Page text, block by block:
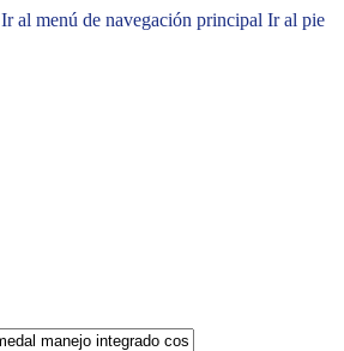
Ir al menú de navegación principal Ir al pie